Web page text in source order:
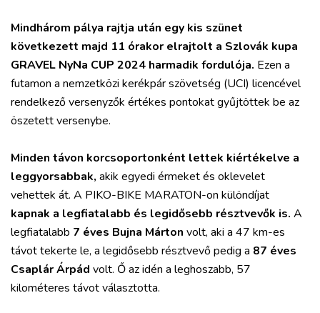
Mindhárom pálya rajtja után egy kis szünet
következett majd 11 órakor elrajtolt a Szlovák kupa
GRAVEL NyNa CUP 2024 harmadik fordulója. Ezen a
futamon a nemzetközi kerékpár szövetség (UCI) licencével
rendelkező versenyzők értékes pontokat gyűjtöttek be az
öszetett versenybe.
Minden távon korcsoportonként lettek kiértékelve a
leggyorsabbak, akik egyedi érmeket és oklevelet
vehettek át. A PIKO-BIKE MARATON-on különdíjat
kapnak a legfiatalabb és legidősebb résztvevők is. A
legfiatalabb 7 éves Bujna Márton volt, aki a 47 km-es
távot tekerte le, a legidősebb résztvevő pedig a 87 éves
Csaplár Árpád volt. Ő az idén a leghoszabb, 57
kilométeres távot választotta.